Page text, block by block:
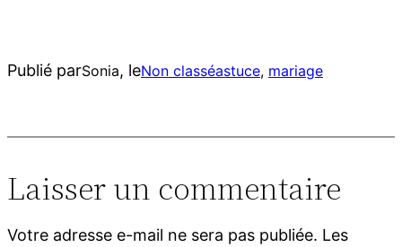
Publié parSonia, leNon classéastuce, mariage
Laisser un commentaire
Votre adresse e-mail ne sera pas publiée. Les